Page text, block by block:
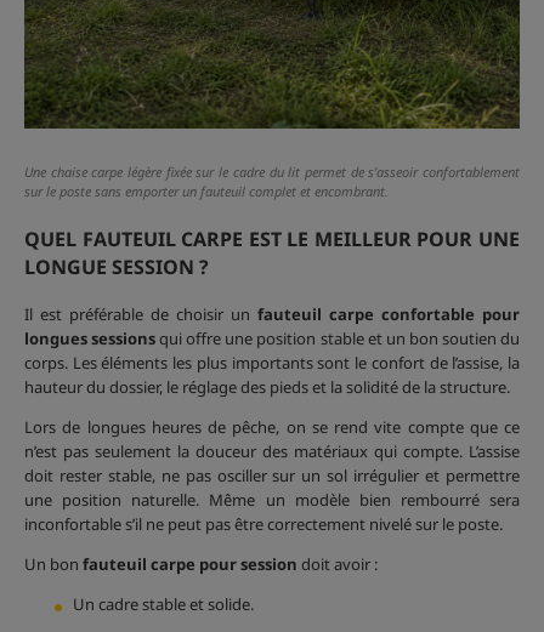
Une chaise carpe légère fixée sur le cadre du lit permet de s’asseoir confortablement
sur le poste sans emporter un fauteuil complet et encombrant.
QUEL FAUTEUIL CARPE EST LE MEILLEUR POUR UNE
LONGUE SESSION ?
Il est préférable de choisir un fauteuil carpe confortable pour
longues sessionsqui offre une position stable et un bon soutien du
corps. Les éléments les plus importants sont le confort de l’assise, la
hauteur du dossier, le réglage des pieds et la solidité de la structure.
Lors de longues heures de pêche, on se rend vite compte que ce
n’est pas seulement la douceur des matériaux qui compte. L’assise
doit rester stable, ne pas osciller sur un sol irrégulier et permettre
une position naturelle. Même un modèle bien rembourré sera
inconfortable s’il ne peut pas être correctement nivelé sur le poste.
Un bon fauteuil carpe pour session doit avoir :
Un cadre stable et solide.